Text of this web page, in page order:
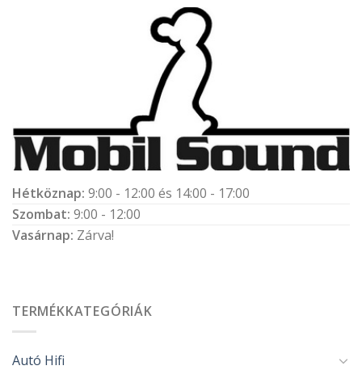
Hétköznap: 9:00 - 12:00 és 14:00 - 17:00
Szombat: 9:00 - 12:00
Vasárnap: Zárva!
TERMÉKKATEGÓRIÁK
Autó Hifi